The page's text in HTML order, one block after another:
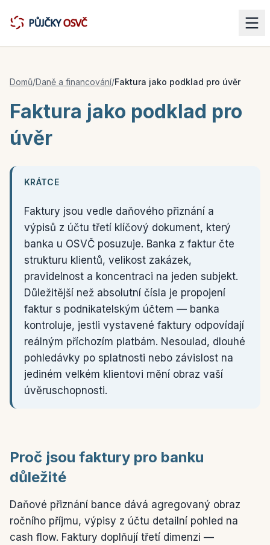
Domů/Daně a financování/Faktura jako podklad pro úvěr
Faktura jako podklad pro
úvěr
KRÁTCE
Faktury jsou vedle daňového přiznání a
výpisů z účtu třetí klíčový dokument, který
banka u OSVČ posuzuje. Banka z faktur čte
strukturu klientů, velikost zakázek,
pravidelnost a koncentraci na jeden subjekt.
Důležitější než absolutní čísla je propojení
faktur s podnikatelským účtem — banka
kontroluje, jestli vystavené faktury odpovídají
reálným příchozím platbám. Nesoulad, dlouhé
pohledávky po splatnosti nebo závislost na
jediném velkém klientovi mění obraz vaší
úvěruschopnosti.
Proč jsou faktury pro banku
důležité
Daňové přiznání bance dává agregovaný obraz
ročního příjmu, výpisy z účtu detailní pohled na
cash flow. Faktury doplňují třetí dimenzi —